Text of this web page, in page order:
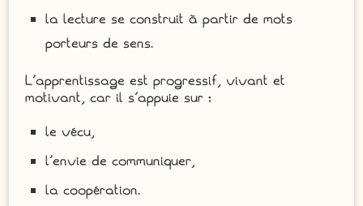
la lecture se construit à partir de mots
porteurs de sens.
L’apprentissage est progressif, vivant et
motivant, car il s’appuie sur :
le vécu,
l’envie de communiquer,
la coopération.